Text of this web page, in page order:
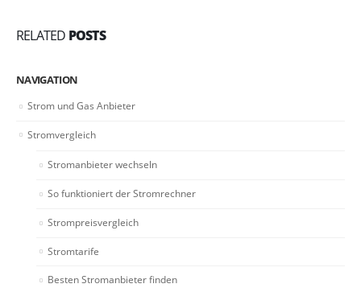
RELATED POSTS
NAVIGATION
Strom und Gas Anbieter
Stromvergleich
Stromanbieter wechseln
So funktioniert der Stromrechner
Strompreisvergleich
Stromtarife
Besten Stromanbieter finden